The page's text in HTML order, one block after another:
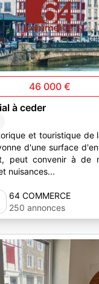
46 000 €
à ceder
et touristique de la ville,
36 m2. local
peut convenir à de
nuisances...
64 COMMERCE
250 annonces